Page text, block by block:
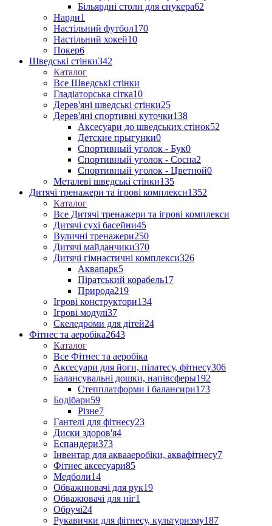
Більярдні столи для снукера62
Нарди1
Настільний футбол170
Настільний хокей10
Покер6
Шведські стінки342
Каталог
Все Шведські стінки
Гладіаторська сітка10
Дерев'яні шведські стінки25
Дерев'яні спортивні куточки138
Аксесуари до шведських стінок52
Детские прыгунки0
Спортивный уголок - Бук0
Спортивный уголок - Сосна2
Спортивный уголок - Цветной0
Металеві шведські стінки135
Дитячі тренажери та ігрові комплекси1352
Каталог
Все Дитячі тренажери та ігрові комплекси
Дитячі сухі басейни45
Вуличні тренажери250
Дитячі майданчики370
Дитячі гімнастичні комплекси326
Аквапарк5
Піратський корабель17
Природа219
Ігрові конструктори134
Ігрові модулі37
Скеледроми для дітей24
Фітнес та аеробіка2643
Каталог
Все Фітнес та аеробіка
Аксесуари для йоги, пілатесу, фітнесу306
Балансувальні дошки, напівсферы192
Степплатформи і балансири173
Бодібари59
Різне7
Гантелі для фітнесу23
Диски здоров'я4
Еспандери373
Інвентар для аквааеробіки, аквафітнесу7
Фітнес аксесуари85
Медболи14
Обважнювачі для рук19
Обважювачі для ніг1
Обручі24
Рукавички для фітнесу, культуризму187